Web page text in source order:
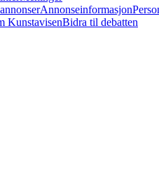
Annonseinformasjon
KunstavisenBidra til debatten